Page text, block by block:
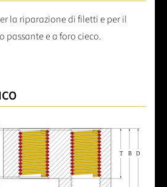
la riparazione di filetti e per il
passante e a foro cieco.